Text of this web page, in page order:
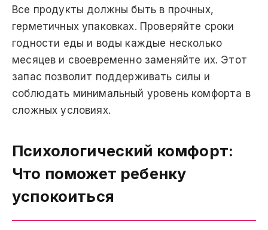
Все продукты должны быть в прочных,
герметичных упаковках. Проверяйте сроки
годности еды и воды каждые несколько
месяцев и своевременно заменяйте их. Этот
запас позволит поддерживать силы и
соблюдать минимальный уровень комфорта в
сложных условиях.
Психологический комфорт:
Что поможет ребенку
успокоиться